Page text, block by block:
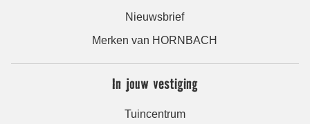
Nieuwsbrief
Merken van HORNBACH
In jouw vestiging
Tuincentrum